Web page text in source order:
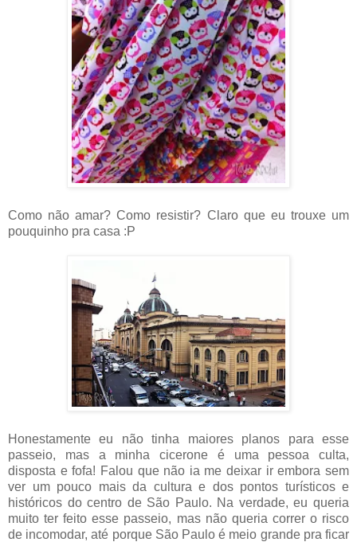
Como não amar? Como resistir? Claro que eu trouxe um
pouquinho pra casa :P
Honestamente eu não tinha maiores planos para esse
passeio, mas a minha cicerone é uma pessoa culta,
disposta e fofa! Falou que não ia me deixar ir embora sem
ver um pouco mais da cultura e dos pontos turísticos e
históricos do centro de São Paulo. Na verdade, eu queria
muito ter feito esse passeio, mas não queria correr o risco
de incomodar, até porque São Paulo é meio grande pra ficar